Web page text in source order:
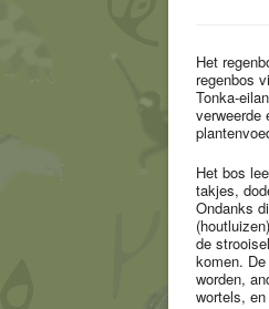
Het
regenbos
Tonka-
verweerde
Het bos
takjes,
Ondanks
de
komen.
worden,
wortels,